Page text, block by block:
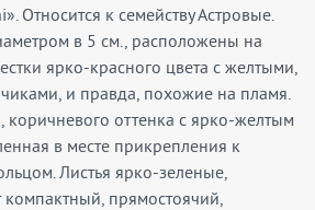
Относится к семейству Астровые.
в 5 см., расположены на
ярко-красного цвета с желтыми,
и правда, похожие на пламя.
коричневого оттенка с ярко-желтым
в месте прикрепления к
Листья ярко-зеленые,
компактный, прямостоячий,